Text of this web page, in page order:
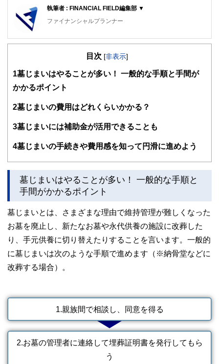
執筆者 : FINANCIAL FIELD編集部 ▼
ファイナンシャルプランナー
FinancialField編集部は、金融、経済に関する記事を、日々
知識がない方でも理解できるようわかりやすく発信していま
得者を中心に「お金や暮らし」に関する書籍・雑誌の編集経
関わることで、読者目線のコンテンツを追求しています。
FinancialFieldの特徴は、ファイナンシャルプランナー、弁
ドバイザー、DCプランナー、公認会計士、社会保険労務
士、行政書士、投資アナリスト、キャリアコンサルタントな
をわかりやすく発信している点です。
このように編集経験豊富なメンバーと金融や経済に精通した
執筆者・監修者による執筆体制を築くことで、内容のわかり
やすさはもちろんのこと、読み応えのあるコンテンツと確か
私たちは、快適でより良い生活のアイデアを提供するお金の
コンシェルジュを目指します。
目次 [非表示]
1 墓じまいはやることが多い！ 一般的な手順と手間が
かかるポイント
2墓じまいの費用はどれくらいかかる？
3墓じまいには補助金が活用できることも
4墓じまいの手続きや費用感を知って円滑に進めよう
墓じまいはやることが多い！ 一般的な手順と
手間がかかるポイント
墓じまいとは、さまざまな理由で維持管理が難しくなった
お墓を廃止し、新たなお墓や永代供養の施設に改葬した
り、手元供養に切り替えたりすることを言います。一般的
に墓じまいは次のような手順で進めます（※納骨堂などに
改葬する場合）。
1.親族間で相談し、同意を得る
2.お墓の管理者に連絡して埋葬証明書を発行してもら
う